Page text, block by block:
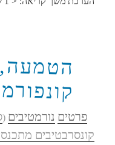
פרטים נורמטיבים (
קונסרבטיבים